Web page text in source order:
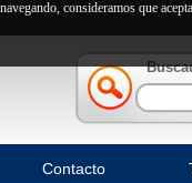
consideramos que
Contacto